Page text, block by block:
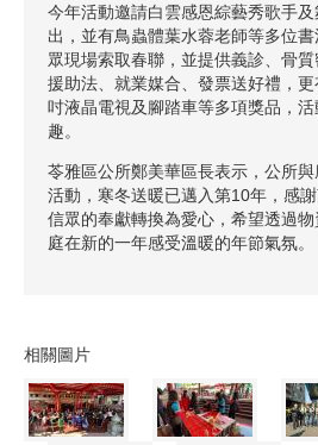
今年活動邀請白雲感恩綜藝秀歌手
出，並有鳥蟲體葉水蓉老師等多位
眾現場索取春聯，並提供義診、骨
援助法、就業媒合、發票送好禮，
吋液晶電視及腳踏車等多項獎品，
趣。
苓雅區公所鄭美華區長表示，公所
活動，寒冬送暖已邁入第10年，感
信眾的奉獻轉換為愛心，希望透過
庭在新的一年感受溫暖的年節氣氛。
相關圖片